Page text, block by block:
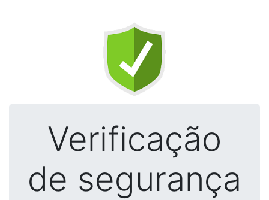
Verificação
de segurança